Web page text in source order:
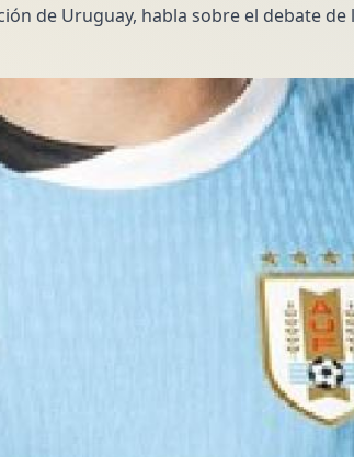
de Uruguay, habla sobre el debate